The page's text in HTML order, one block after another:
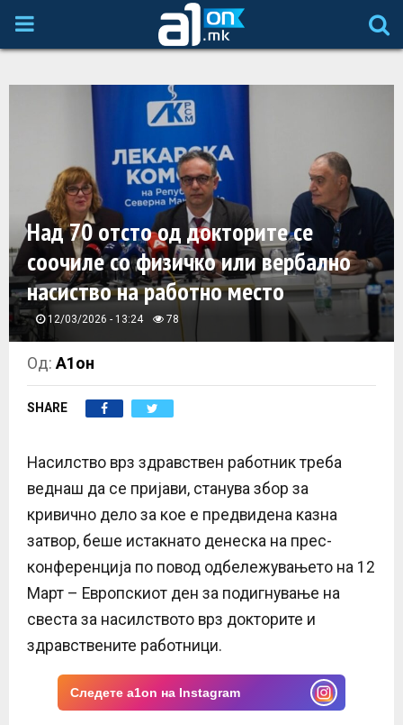
P
A
R
Y
M
E
N
U
Над 70 отсто од докторите се
соочиле со физичко или вербално
насиство на работно место
12/03/2026 - 13:24 78
Од:А1он
SHARE
Насилство врз здравствен работник треба
веднаш да се пријави, станува збор за
кривично дело за кое е предвидена казна
затвор, беше истакнато денеска на прес-
конференција по повод одбележувањето на 12
Март – Европскиот ден за подигнување на
свеста за насилството врз докторите и
здравствените работници.
Следете a1on на Instagram